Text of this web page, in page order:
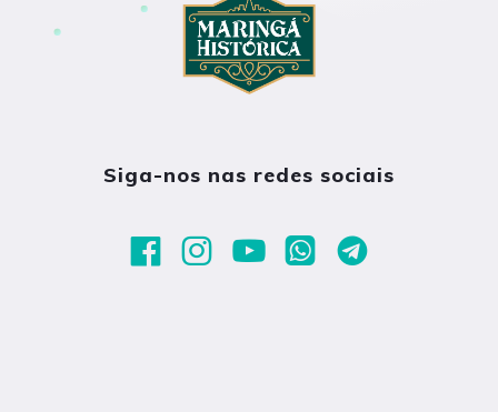
Siga-nos nas redes sociais